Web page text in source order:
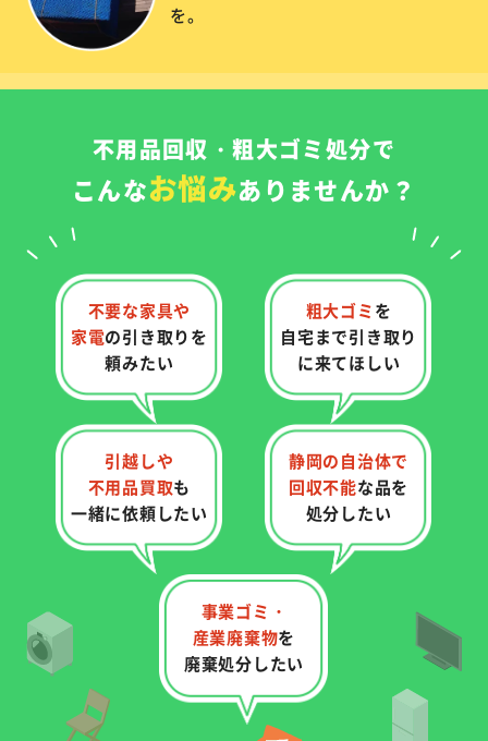
を。
不用品回収・粗大ゴミ処分で
こんなお悩みありませんか？
不要な家具や
家電の引き取りを
頼みたい
粗大ゴミを
自宅まで引き取り
に来てほしい
引越しや
不用品買取も
一緒に依頼したい
静岡の自治体で
回収不能な品を
処分したい
事業ゴミ・
産業廃棄物を
廃棄処分したい